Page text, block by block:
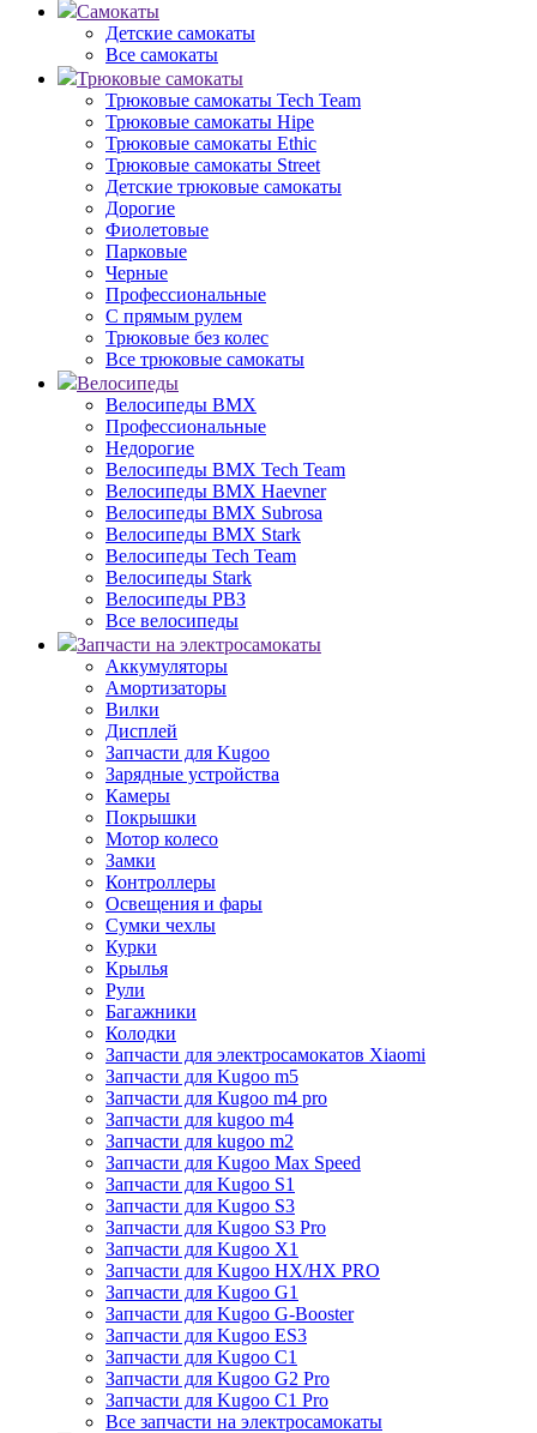
Самокаты
Детские самокаты
Все самокаты
Трюковые самокаты
Трюковые самокаты Tech Team
Трюковые самокаты Hipe
Трюковые самокаты Ethic
Трюковые самокаты Street
Детские трюковые самокаты
Дорогие
Фиолетовые
Парковые
Черные
Профессиональные
С прямым рулем
Трюковые без колес
Все трюковые самокаты
Велосипеды
Велосипеды BMX
Профессиональные
Недорогие
Велосипеды BMX Tech Team
Велосипеды BMX Haevner
Велосипеды BMX Subrosa
Велосипеды BMX Stark
Велосипеды Tech Team
Велосипеды Stark
Велосипеды РВЗ
Все велосипеды
Запчасти на электросамокаты
Аккумуляторы
Амортизаторы
Вилки
Дисплей
Запчасти для Kugoo
Зарядные устройства
Камеры
Покрышки
Мотор колесо
Замки
Контроллеры
Освещения и фары
Сумки чехлы
Курки
Крылья
Рули
Багажники
Колодки
Запчасти для электросамокатов Xiaomi
Запчасти для Kugoo m5
Запчасти для Кugoo m4 pro
Запчасти для kugoo m4
Запчасти для kugoo m2
Запчасти для Kugoo Max Speed
Запчасти для Kugoo S1
Запчасти для Kugoo S3
Запчасти для Kugoo S3 Pro
Запчасти для Kugoo X1
Запчасти для Kugoo HX/HX PRO
Запчасти для Kugoo G1
Запчасти для Kugoo G-Booster
Запчасти для Kugoo ES3
Запчасти для Kugoo C1
Запчасти для Kugoo G2 Pro
Запчасти для Kugoo C1 Pro
Все запчасти на электросамокаты